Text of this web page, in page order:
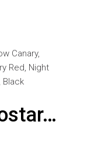
Canary,
Red, Night
Black